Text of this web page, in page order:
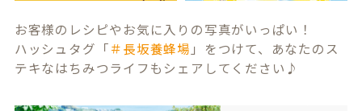
お客様のレシピやお気に入りの写真がいっぱい！
ハッシュタグ「＃長坂養蜂場 」をつけて、あなたのス
テキなはちみつライフもシェアしてください♪